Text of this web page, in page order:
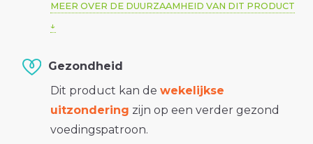
MEER OVER DE DUURZAAMHEID VAN DIT PRODUCT
Gezondheid
Dit product kan de wekelijkse
uitzondering zijn op een verder gezond
voedingspatroon.